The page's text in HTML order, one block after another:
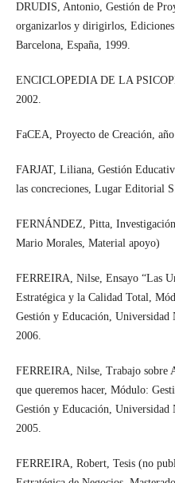
DRUDIS, Antonio, Gestión de
organizarlos y dirigirlos,
Barcelona, España, 1999.
ENCICLOPEDIA DE LA
2002.
FaCEA, Proyecto de Creación,
FARJAT, Liliana, Gestión
las concreciones, Lugar Editorial
FERNÁNDEZ, Pitta,
Mario Morales, Material apoyo)
FERREIRA, Nilse, Ensayo “Las
Estratégica y la Calidad Total,
Gestión y Educación, Universidad
2006.
FERREIRA, Nilse, Trabajo sobre
que queremos hacer, Módulo:
Gestión y Educación, Universidad
2005.
FERREIRA, Robert, Tesis (no